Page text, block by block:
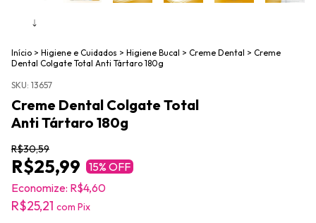
Início > Higiene e Cuidados > Higiene Bucal > Creme Dental > Creme
Dental Colgate Total Anti Tártaro 180g
SKU: 13657
Creme Dental Colgate Total
Anti Tártaro 180g
R$30,59
R$25,99 15% OFF
Economize: R$4,60
R$25,21 com Pix